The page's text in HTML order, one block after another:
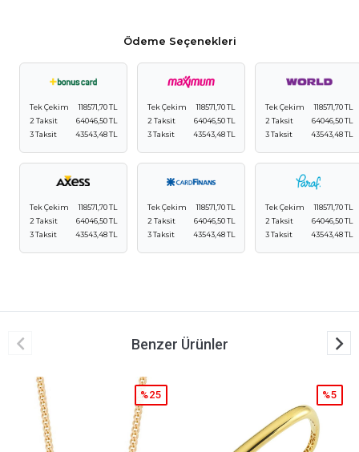
Ödeme Seçenekleri
Tek Çekim
118571,70 TL
2 Taksit
64046,50 TL
3 Taksit
43543,48 TL
Tek Çekim
118571,70 TL
2 Taksit
64046,50 TL
3 Taksit
43543,48 TL
Tek Çekim
118571,70 TL
2 Taksit
64046,50 TL
3 Taksit
43543,48 TL
Tek Çekim
118571,70 TL
2 Taksit
64046,50 TL
3 Taksit
43543,48 TL
Tek Çekim
118571,70 TL
2 Taksit
64046,50 TL
3 Taksit
43543,48 TL
Tek Çekim
118571,70 TL
2 Taksit
64046,50 TL
3 Taksit
43543,48 TL
Benzer Ürünler
%25